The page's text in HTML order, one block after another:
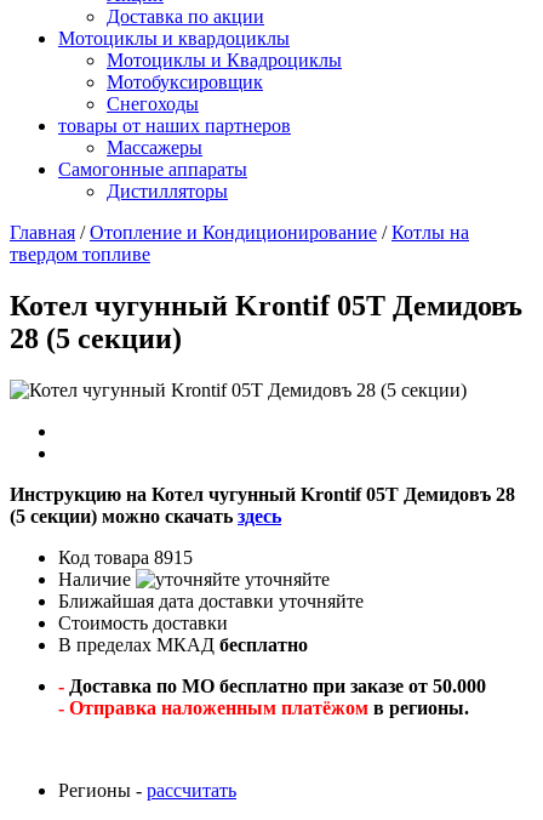
Доставка по акции
Мотоциклы и квардоциклы
Мотоциклы и Квадроциклы
Мотобуксировщик
Снегоходы
товары от наших партнеров
Массажеры
Самогонные аппараты
Дистилляторы
Главная /Отопление и Кондиционирование /Котлы на
твердом топливе
Котел чугунный Krontif 05T Демидовъ
28 (5 cекции)
Инструкцию на Котел чугунный Krontif 05T Демидовъ 28
(5 cекции) можно скачать здесь
Код товара 8915
Наличие
уточняйте
Ближайшая дата доставки уточняйте
Стоимость доставки
В пределах МКАД бесплатно
- Доставка по МО бесплатно при заказе от 50.000
- Отправка наложенным платёжом в регионы.
Регионы - рассчитать